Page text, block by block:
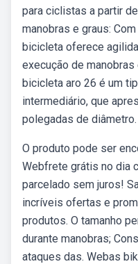
para ciclistas a partir
manobras e graus:
bicicleta oferece
execução de
bicicleta aro 26 é um
intermediário, que
polegadas de diâmetro.
O produto pode ser
Webfrete grátis no dia
parcelado sem juros!
incríveis ofertas e
produtos. O tamanho
durante manobras;
ataques das. Webas